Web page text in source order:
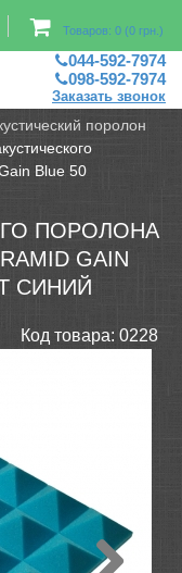
помещений
Товаров: 0 (0 грн.)
044-592-7974
098-592-7974
Заказать звонок
поролон
Blue 50
ПОРОЛОНА
GAIN
СИНИЙ
Код товара: 0228